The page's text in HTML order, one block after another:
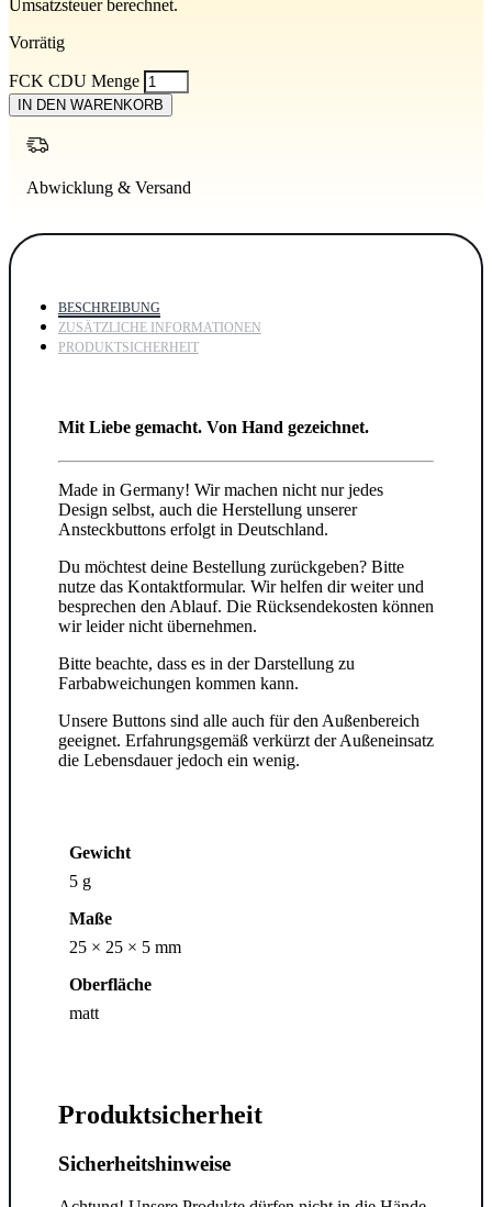
Umsatzsteuer berechnet.
Vorrätig
FCK CDU Menge
IN DEN WARENKORB
Abwicklung & Versand
BESCHREIBUNG
ZUSÄTZLICHE INFORMATIONEN
PRODUKTSICHERHEIT
Mit Liebe gemacht. Von Hand gezeichnet.
Made in Germany! Wir machen nicht nur jedes
Design selbst, auch die Herstellung unserer
Ansteckbuttons erfolgt in Deutschland.
Du möchtest deine Bestellung zurückgeben? Bitte
nutze das Kontaktformular. Wir helfen dir weiter und
besprechen den Ablauf. Die Rücksendekosten können
wir leider nicht übernehmen.
Bitte beachte, dass es in der Darstellung zu
Farbabweichungen kommen kann.
Unsere Buttons sind alle auch für den Außenbereich
geeignet. Erfahrungsgemäß verkürzt der Außeneinsatz
die Lebensdauer jedoch ein wenig.
Gewicht
5 g
Maße
25 × 25 × 5 mm
Oberfläche
matt
Produktsicherheit
Sicherheitshinweise